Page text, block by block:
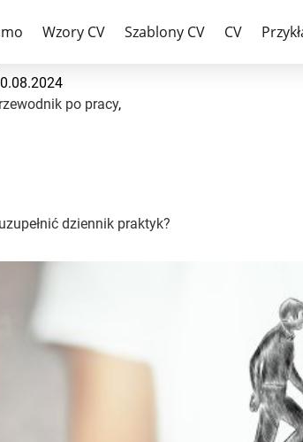
Wzory CV Szablony CV CV
– jak uzupełnić
po pracy,
dziennik praktyk?